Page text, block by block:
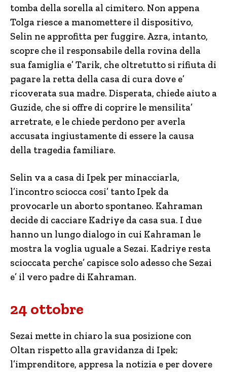
tomba della sorella al cimitero. Non appena
Tolga riesce a manomettere il dispositivo,
Selin ne approfitta per fuggire. Azra, intanto,
scopre che il responsabile della rovina della
sua famiglia e’ Tarik, che oltretutto si rifiuta di
pagare la retta della casa di cura dove e’
ricoverata sua madre. Disperata, chiede aiuto a
Guzide, che si offre di coprire le mensilita’
arretrate, e le chiede perdono per averla
accusata ingiustamente di essere la causa
della tragedia familiare.
Selin va a casa di Ipek per minacciarla,
l’incontro sciocca cosi’ tanto Ipek da
provocarle un aborto spontaneo. Kahraman
decide di cacciare Kadriye da casa sua. I due
hanno un lungo dialogo in cui Kahraman le
mostra la voglia uguale a Sezai. Kadriye resta
scioccata perche’ capisce solo adesso che Sezai
e’ il vero padre di Kahraman.
24 ottobre
Sezai mette in chiaro la sua posizione con
Oltan rispetto alla gravidanza di Ipek;
l’imprenditore, appresa la notizia e per dovere